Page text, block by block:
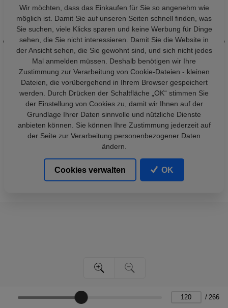
/ 266
Wir möchten, dass das Einkaufen für Sie so angenehm wie
möglich ist. Damit Sie auf unseren Seiten schnell finden, was
Sie suchen, viele Klicks sparen und keine Werbung für Dinge
sehen, die Sie nicht interessieren. Damit Sie die Website in
der Ansicht sehen, die Sie gewohnt sind, und sich nicht jedes
Mal anmelden müssen. Deshalb benötigen wir Ihre
Zustimmung zur Verarbeitung von Cookie-Dateien - kleinen
Dateien, die vorübergehend in Ihrem Browser gespeichert
werden. Durch Drücken der Schaltfläche „OK“ stimmen Sie
der Einstellung von Cookies zu, damit wir Ihnen auf der
Grundlage Ihrer Daten sinnvolle und nützliche Dienste
anbieten können. Sie können Ihre Zustimmung jederzeit auf
der Seite zur Verarbeitung personenbezogener Daten
ändern.
Cookies verwalten OK